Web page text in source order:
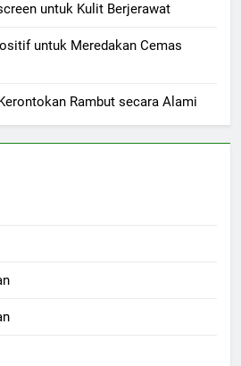
untuk Kulit Berjerawat
untuk Meredakan Cemas
Rambut secara Alami